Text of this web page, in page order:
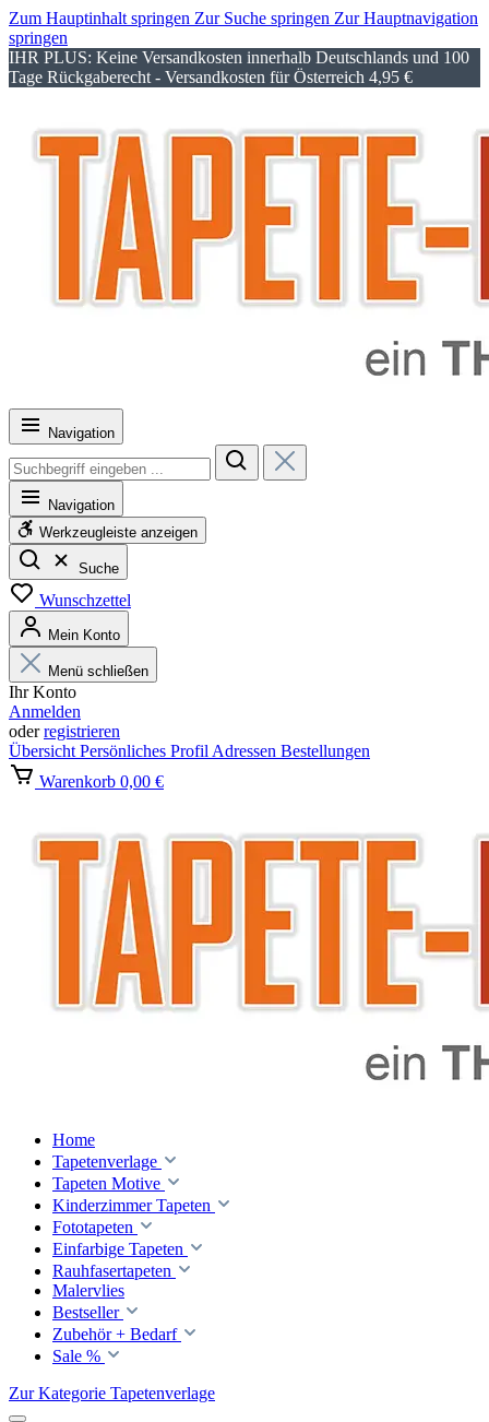
Zum Hauptinhalt springen Zur Suche springen Zur Hauptnavigation
springen
IHR PLUS: Keine Versandkosten innerhalb Deutschlands und 100
Tage Rückgaberecht - Versandkosten für Österreich 4,95 €
Navigation
Navigation
Werkzeugleiste anzeigen
Suche
Wunschzettel
Mein Konto
Menü schließen
Ihr Konto
Anmelden
oderregistrieren
Übersicht Persönliches Profil Adressen Bestellungen
Warenkorb 0,00 €
Home
Tapetenverlage
Tapeten Motive
Kinderzimmer Tapeten
Fototapeten
Einfarbige Tapeten
Rauhfasertapeten
Malervlies
Bestseller
Zubehör + Bedarf
Sale %
Zur Kategorie Tapetenverlage